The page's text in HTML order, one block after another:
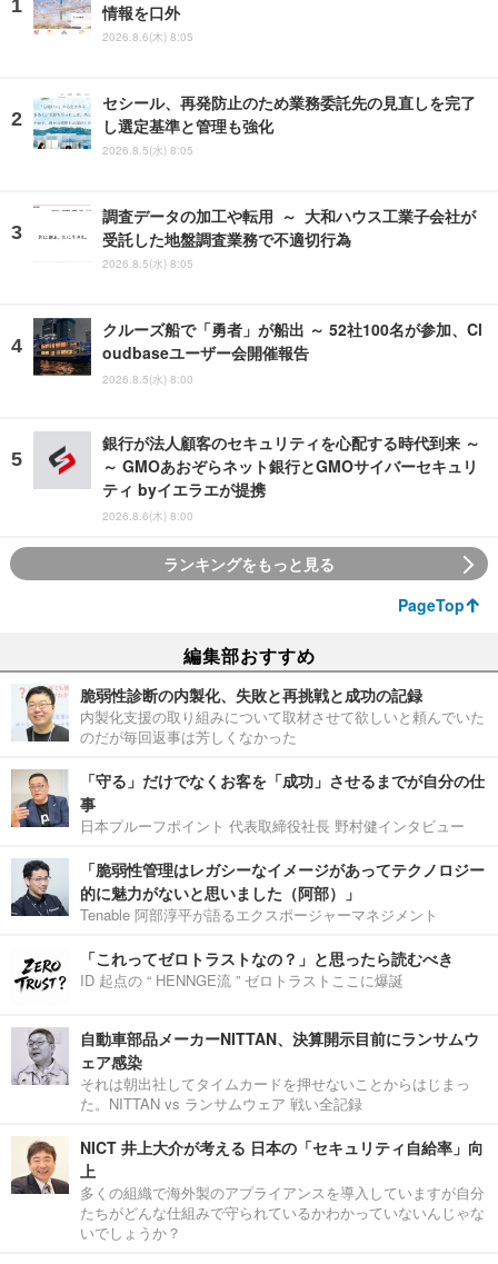
情報を口外
2026.8.6(木) 8:05
セシール、再発防止のため業務委託先の見直しを完了
し選定基準と管理も強化
2026.8.5(水) 8:05
調査データの加工や転用 ～ 大和ハウス工業子会社が
受託した地盤調査業務で不適切行為
2026.8.5(水) 8:05
クルーズ船で「勇者」が船出 ～ 52社100名が参加、Cl
oudbaseユーザー会開催報告
2026.8.5(水) 8:00
銀行が法人顧客のセキュリティを心配する時代到来 ～
～ GMOあおぞらネット銀行とGMOサイバーセキュリ
ティ byイエラエが提携
2026.8.6(木) 8:00
ランキングをもっと見る
PageTop
編集部おすすめ
脆弱性診断の内製化、失敗と再挑戦と成功の記録
内製化支援の取り組みについて取材させて欲しいと頼んでいた
のだが毎回返事は芳しくなかった
「守る」だけでなくお客を「成功」させるまでが自分の仕
事
日本プルーフポイント 代表取締役社長 野村健インタビュー
「脆弱性管理はレガシーなイメージがあってテクノロジー
的に魅力がないと思いました（阿部）」
Tenable 阿部淳平が語るエクスポージャーマネジメント
「これってゼロトラストなの？」と思ったら読むべき
ID 起点の “ HENNGE流 ” ゼロトラストここに爆誕
自動車部品メーカーNITTAN、決算開示目前にランサムウ
ェア感染
それは朝出社してタイムカードを押せないことからはじまっ
た。NITTAN vs ランサムウェア 戦い全記録
NICT 井上大介が考える 日本の「セキュリティ自給率」向
上
多くの組織で海外製のアプライアンスを導入していますが自分
たちがどんな仕組みで守られているかわかっていないんじゃな
いでしょうか？